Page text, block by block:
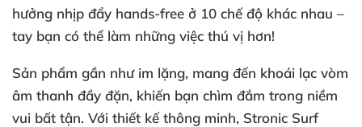
hưởng nhịp đẩy hands-free ở 10 chế độ khác nhau –
tay bạn có thể làm những việc thú vị hơn!
Sản phẩm gần như im lặng, mang đến khoái lạc vòm
âm thanh đầy đặn, khiến bạn chìm đắm trong niềm
vui bất tận. Với thiết kế thông minh, Stronic Surf